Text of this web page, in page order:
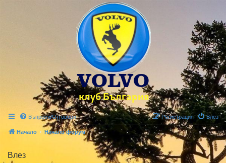
Въпроси/Отговори Влез
Регистрация
Начало Начало форум
Влез